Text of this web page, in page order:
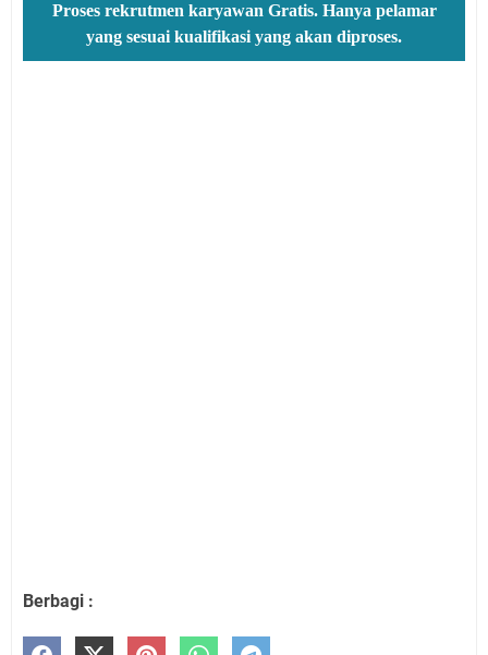
Proses rekrutmen karyawan Gratis. Hanya pelamar
yang sesuai kualifikasi yang akan diproses.
Berbagi :